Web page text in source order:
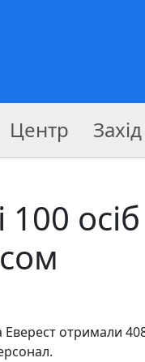
Центр Захід
100
отримали